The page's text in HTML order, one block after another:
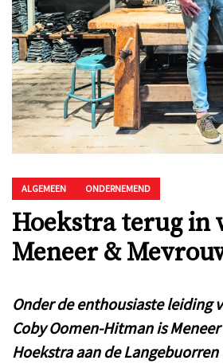
ALGEMEEN ONDERNEMEND
Hoekstra terug in
Meneer &
Onder de enthousiaste leiding
Coby Oomen-Hitman is
Hoekstra aan de